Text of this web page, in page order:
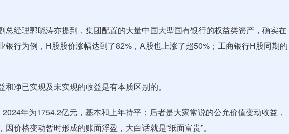
总经理郭晓涛亦提到，集团配置的大量中国大型国有银行的权益类资产，确实在
银行为例，H股股价涨幅达到了82%，A股也上涨了超50%；工商银行H股同期的
净已实现及未实现的收益是有本质区别的。
2024年为1754.2亿元，基本和上年持平；后者是大家常说的公允价值变动收益，
价格变动暂时形成的账面浮盈，大白话就是“纸面富贵”。